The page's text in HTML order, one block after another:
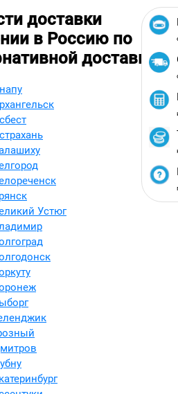
доставки
в Россию по
доставкой
Устюг